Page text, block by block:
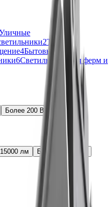
2Торговое
4Бытовые
6Светильники для ферм и
Более 200 Вт
лм Более 15000 лм